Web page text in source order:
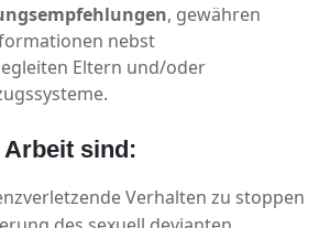
, gewähren
nebst
Eltern und/oder
sind:
Verhalten zu stoppen